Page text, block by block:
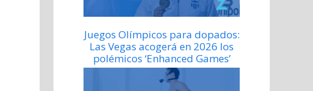
Juegos Olímpicos para dopados:
Las Vegas acogerá en 2026 los
polémicos ‘Enhanced Games’